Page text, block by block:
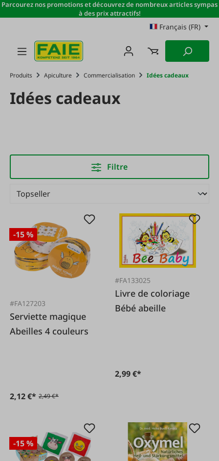
Passer au contenu principal
Parcourez nos promotions et découvrez de nombreux articles sympas
à des prix attractifs!
Français (FR)
Produits Apiculture Commercialisation Idées cadeaux
Idées cadeaux
Filtre
-15 %
#FA127203
Serviette magique
Abeilles 4 couleurs
2,12 €* 2,49 €*
#FA133025
Livre de coloriage
Bébé abeille
2,99 €*
-15 %